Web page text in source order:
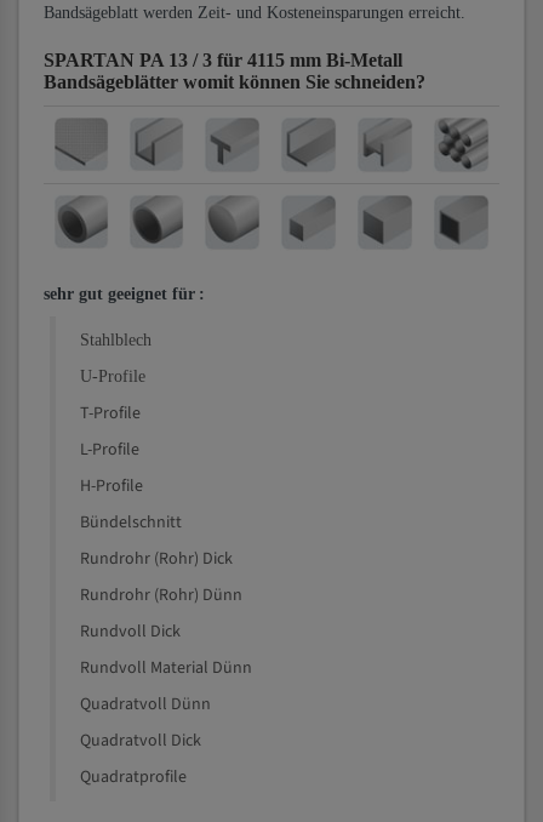
Bandsägeblatt werden Zeit- und Kosteneinsparungen erreicht.
SPARTAN PA 13 / 3 für 4115 mm Bi-Metall
Bandsägeblätter womit können Sie schneiden?
sehr gut geeignet für :
Stahlblech
U-Profile
T-Profile
L-Profile
H-Profile
Bündelschnitt
Rundrohr (Rohr) Dick
Rundrohr (Rohr) Dünn
Rundvoll Dick
Rundvoll Material Dünn
Quadratvoll Dünn
Quadratvoll Dick
Quadratprofile